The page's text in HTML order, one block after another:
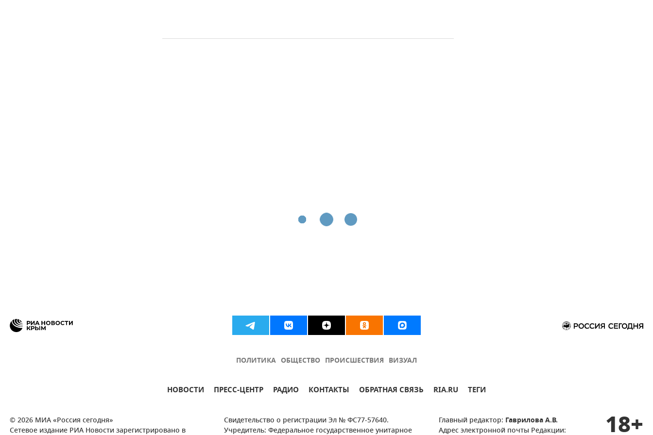
ПОЛИТИКА ОБЩЕСТВО ПРОИСШЕСТВИЯ ВИЗУАЛ
НОВОСТИ ПРЕСС-ЦЕНТР РАДИО КОНТАКТЫ ОБРАТНАЯ СВЯЗЬ RIA.RU ТЕГИ
© 2026 МИА «Россия сегодня»
Сетевое издание РИА Новости зарегистрировано в
Свидетельство о регистрации Эл № ФС77-57640.
Учредитель: Федеральное государственное унитарное
Главный редактор: Гаврилова А.В.
Адрес электронной почты Редакции:
18+